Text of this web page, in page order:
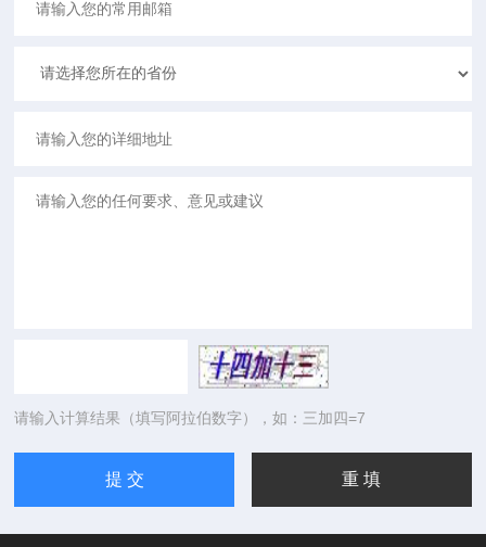
请输入计算结果（填写阿拉伯数字），如：三加四=7